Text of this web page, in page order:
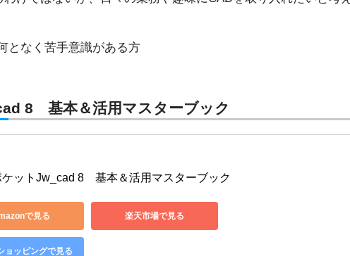
となく苦手意識がある方
8 基本＆活用マスターブック
ットJw_cad 8　基本＆活用マスターブック
で見る 楽天市場で見る
ョッピングで見る